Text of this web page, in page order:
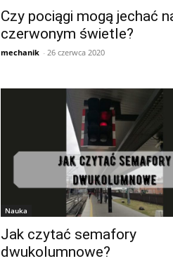
Czy pociągi mogą jechać
czerwonym świetle?
mechanik - 26 czerwca 2020
Nauka
Jak czytać semafory
dwukolumnowe?